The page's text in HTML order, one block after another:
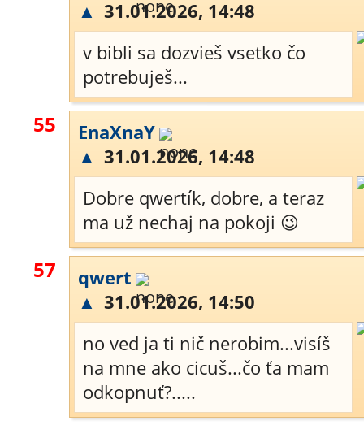
▲ 31.01.2026, 14:48
v bibli sa dozvieš vsetko čo
potrebuješ...
55
EnaXnaY
▲ 31.01.2026, 14:48
Dobre qwertík, dobre, a teraz
ma už nechaj na pokoji 😉
57
qwert
▲ 31.01.2026, 14:50
no ved ja ti nič nerobim...visíš
na mne ako cicuš...čo ťa mam
odkopnuť?.....